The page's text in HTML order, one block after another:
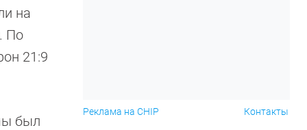
на
По
21:9
был
Реклама на CHIP Контакты